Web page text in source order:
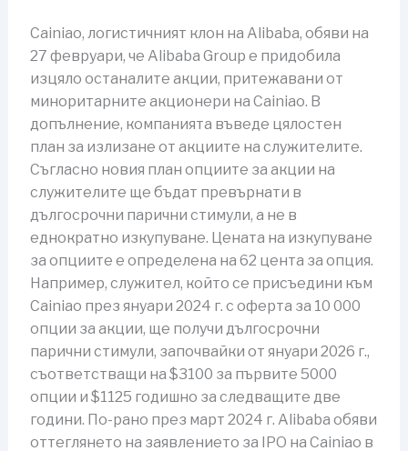
Cainiao, логистичният клон на Alibaba, обяви на
27 февруари, че Alibaba Group е придобила
изцяло останалите акции, притежавани от
миноритарните акционери на Cainiao. В
допълнение, компанията въведе цялостен
план за излизане от акциите на служителите.
Съгласно новия план опциите за акции на
служителите ще бъдат превърнати в
дългосрочни парични стимули, а не в
еднократно изкупуване. Цената на изкупуване
за опциите е определена на 62 цента за опция.
Например, служител, който се присъедини към
Cainiao през януари 2024 г. с оферта за 10 000
опции за акции, ще получи дългосрочни
парични стимули, започвайки от януари 2026 г.,
съответстващи на $3100 за първите 5000
опции и $1125 годишно за следващите две
години. По-рано през март 2024 г. Alibaba обяви
оттеглянето на заявлението за IPO на Cainiao в